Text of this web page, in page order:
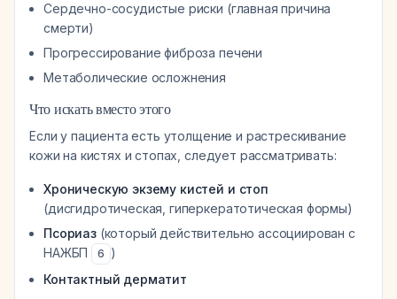
Сердечно-сосудистые риски (главная причина
смерти)
Прогрессирование фиброза печени
Метаболические осложнения
Что искать вместо этого
Если у пациента есть утолщение и растрескивание
кожи на кистях и стопах, следует рассматривать:
Хроническую экзему кистей и стоп
(дисгидротическая, гиперкератотическая формы)
Псориаз(который действительно ассоциирован с
НАЖБП
6 )
Контактный дерматит